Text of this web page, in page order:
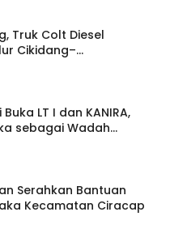
Truk Colt Diesel
Cikidang–
LT I dan KANIRA,
sebagai Wadah
Serahkan Bantuan
Kecamatan Ciracap